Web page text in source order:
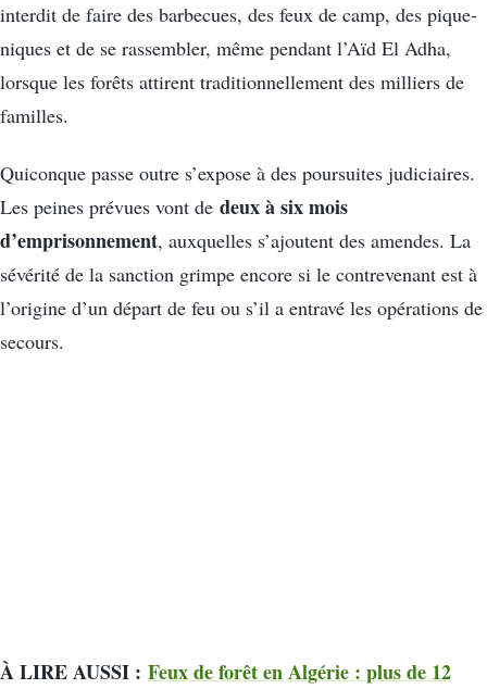
interdit de faire des barbecues, des feux de camp, des pique-
niques et de se rassembler, même pendant l’Aïd El Adha,
lorsque les forêts attirent traditionnellement des milliers de
familles.
Quiconque passe outre s’expose à des poursuites judiciaires.
Les peines prévues vont de deux à six mois
d’emprisonnement, auxquelles s’ajoutent des amendes. La
sévérité de la sanction grimpe encore si le contrevenant est à
l’origine d’un départ de feu ou s’il a entravé les opérations de
secours.
À LIRE AUSSI : Feux de forêt en Algérie : plus de 12